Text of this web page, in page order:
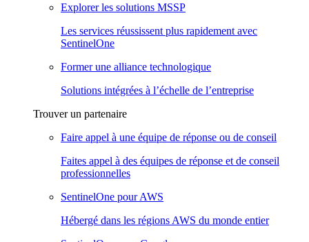
Explorer les solutions MSSP
Les services réussissent plus rapidement avec
SentinelOne
Former une alliance technologique
Solutions intégrées à l’échelle de l’entreprise
Trouver un partenaire
Faire appel à une équipe de réponse ou de conseil
Faites appel à des équipes de réponse et de conseil
professionnelles
SentinelOne pour AWS
Hébergé dans les régions AWS du monde entier